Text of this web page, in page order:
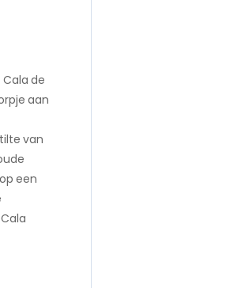
de
aan
van
een